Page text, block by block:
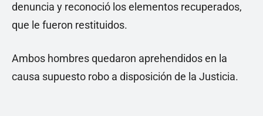
denuncia y reconoció los elementos recuperados,
que le fueron restituidos.
Ambos hombres quedaron aprehendidos en la
causa supuesto robo a disposición de la Justicia.